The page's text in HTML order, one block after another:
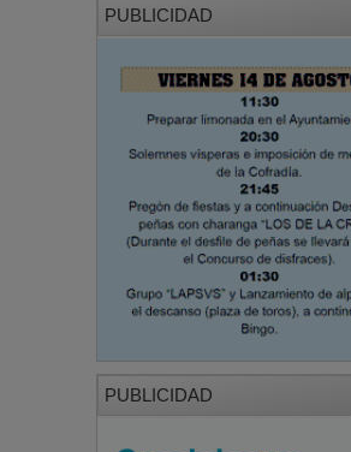
PUBLICIDAD
PUBLICIDAD